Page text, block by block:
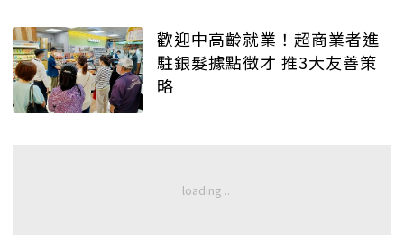
歡迎中高齡就業！超商業者進
駐銀髮據點徵才 推3大友善策
略